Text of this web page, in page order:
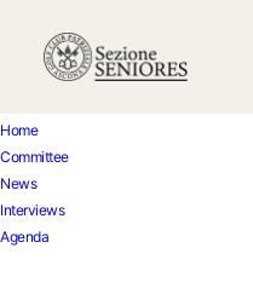
Home
Committee
News
Interviews
Agenda
Coming
Golfista